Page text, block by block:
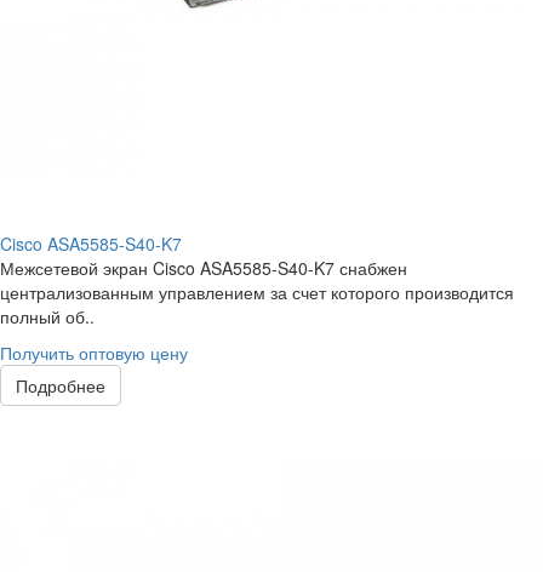
Cisco ASA5585-S40-K7
Межсетевой экран Cisco ASA5585-S40-K7 снабжен
централизованным управлением за счет которого производится
полный об..
Получить оптовую цену
Подробнее